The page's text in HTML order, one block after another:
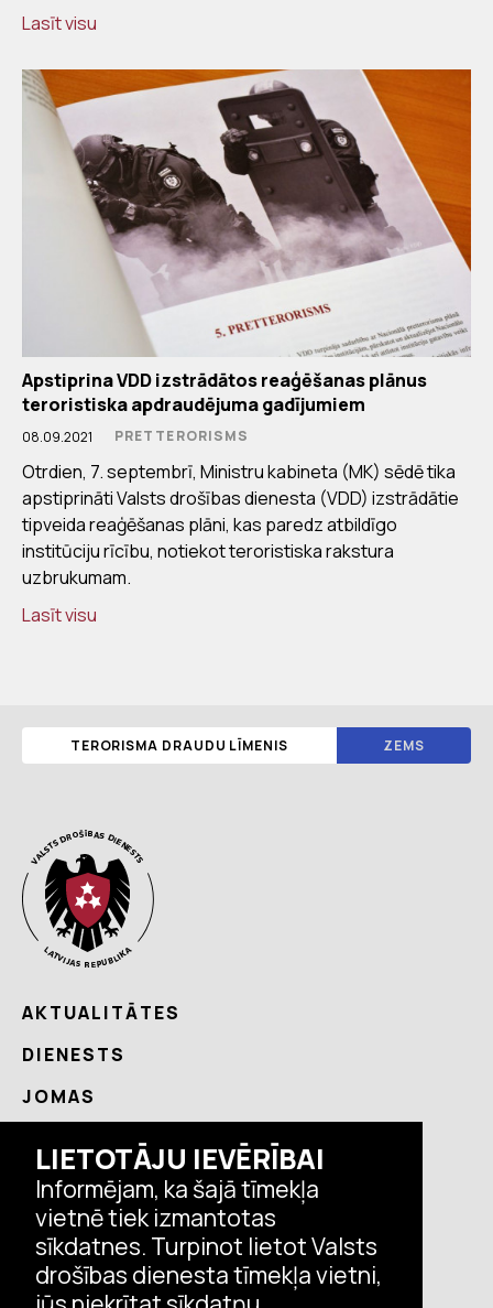
LIETOTĀJU IEVĒRĪBAI
Informējam, ka šajā tīmekļa
vietnē tiek izmantotas
sīkdatnes. Turpinot lietot Valsts
drošības dienesta tīmekļa vietni,
Lasīt visu
Apstiprina VDD izstrādātos reaģēšanas plānus
teroristiska apdraudējuma gadījumiem
08.09.2021 PRETTERORISMS
Otrdien, 7. septembrī, Ministru kabineta (MK) sēdē tika
apstiprināti Valsts drošības dienesta (VDD) izstrādātie
tipveida reaģēšanas plāni, kas paredz atbildīgo
institūciju rīcību, notiekot teroristiska rakstura
uzbrukumam.
Lasīt visu
TERORISMA DRAUDU LĪMENIS ZEMS
AKTUALITĀTES
DIENESTS
JOMAS
KONTAKTI
Seko VDD aktualitātēm